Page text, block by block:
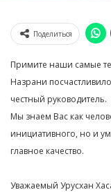
Поделиться
Примите наши самые
Назрани
честный руководитель.
Мы знаем Вас как
инициативного, но и
главное качество.
Уважаемый Урусхан